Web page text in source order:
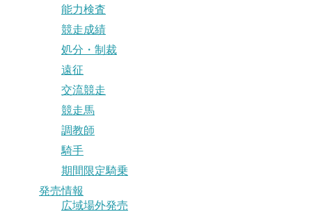
能力検査
競走成績
処分・制裁
遠征
交流競走
競走馬
調教師
騎手
期間限定騎乗
発売情報
広域場外発売